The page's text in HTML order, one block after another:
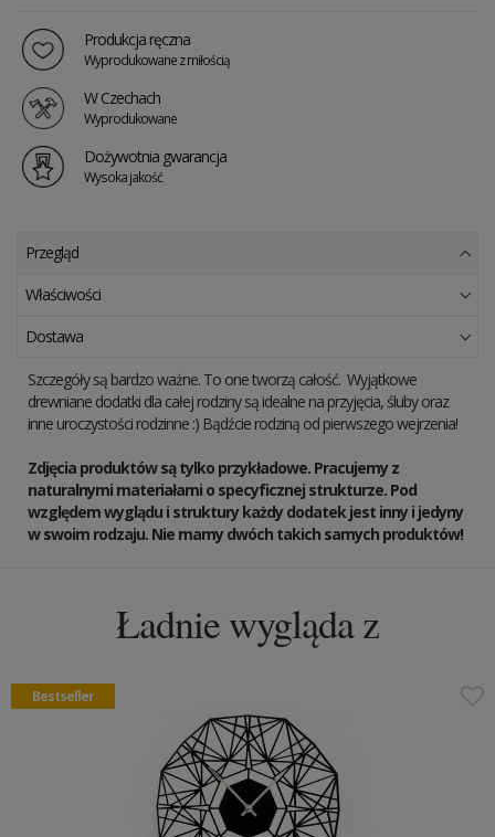
Produkcja ręczna
Wyprodukowane z miłością
W Czechach
Wyprodukowane
Dożywotnia gwarancja
Wysoka jakość
Przegląd
Właściwości
Dostawa
Szczegóły są bardzo ważne. To one tworzą całość. Wyjątkowe
drewniane dodatki dla całej rodziny są idealne na przyjęcia, śluby oraz
inne uroczystości rodzinne :) Bądźcie rodziną od pierwszego wejrzenia!
Zdjęcia produktów są tylko przykładowe. Pracujemy z
naturalnymi materiałami o specyficznej strukturze. Pod
względem wyglądu i struktury każdy dodatek jest inny i jedyny
w swoim rodzaju. Nie mamy dwóch takich samych produktów!
Ładnie wygląda z
Bestseller